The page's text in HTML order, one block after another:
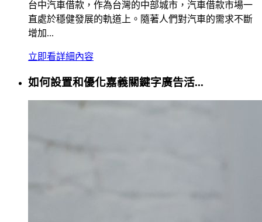
台中汽車借款，作為台灣的中部城市，汽車借款市場一
直處於穩健發展的軌道上。隨著人們對汽車的需求不斷
增加...
立即看詳細內容
如何設置和優化嘉義關鍵字廣告活...